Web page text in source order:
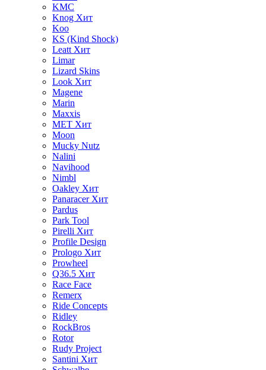
KMC
Knog Хит
Koo
KS (Kind Shock)
Leatt Хит
Limar
Lizard Skins
Look Хит
Magene
Marin
Maxxis
MET Хит
Moon
Mucky Nutz
Nalini
Navihood
Nimbl
Oakley Хит
Panaracer Хит
Pardus
Park Tool
Pirelli Хит
Profile Design
Prologo Хит
Prowheel
Q36.5 Хит
Race Face
Remerx
Ride Concepts
Ridley
RockBros
Rotor
Rudy Project
Santini Хит